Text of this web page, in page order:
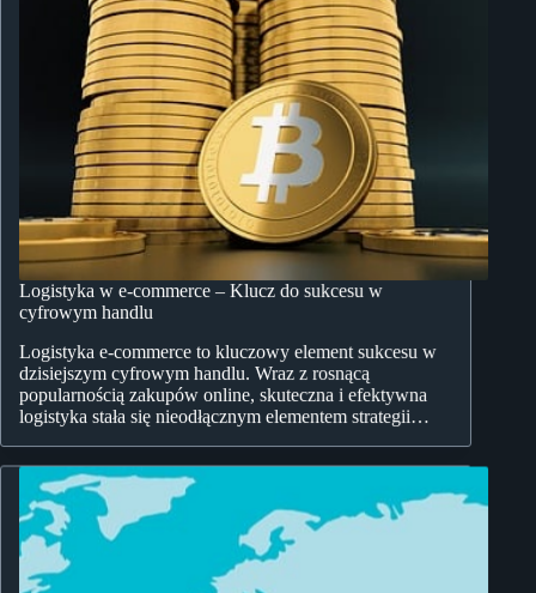
Logistyka w e-commerce – Klucz do sukcesu w
cyfrowym handlu
Logistyka e-commerce to kluczowy element sukcesu w
dzisiejszym cyfrowym handlu. Wraz z rosnącą
popularnością zakupów online, skuteczna i efektywna
logistyka stała się nieodłącznym elementem strategii…